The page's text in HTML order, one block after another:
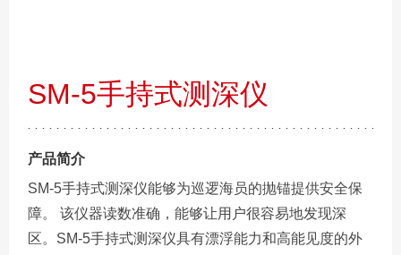
SM-5手持式测深仪
产品简介
SM-5手持式测深仪能够为巡逻海员的抛锚提供安全保
障。 该仪器读数准确，能够让用户很容易地发现深
区。SM-5手持式测深仪具有漂浮能力和高能见度的外